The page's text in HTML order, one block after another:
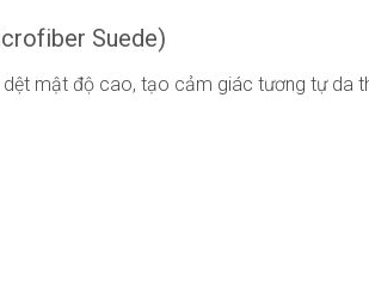
Suede)
mật độ cao, tạo cảm giác tương tự da